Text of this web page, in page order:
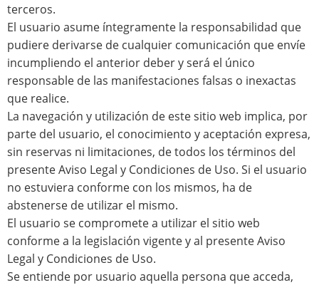
terceros.
El usuario asume íntegramente la responsabilidad que
pudiere derivarse de cualquier comunicación que envíe
incumpliendo el anterior deber y será el único
responsable de las manifestaciones falsas o inexactas
que realice.
La navegación y utilización de este sitio web implica, por
parte del usuario, el conocimiento y aceptación expresa,
sin reservas ni limitaciones, de todos los términos del
presente Aviso Legal y Condiciones de Uso. Si el usuario
no estuviera conforme con los mismos, ha de
abstenerse de utilizar el mismo.
El usuario se compromete a utilizar el sitio web
conforme a la legislación vigente y al presente Aviso
Legal y Condiciones de Uso.
Se entiende por usuario aquella persona que acceda,